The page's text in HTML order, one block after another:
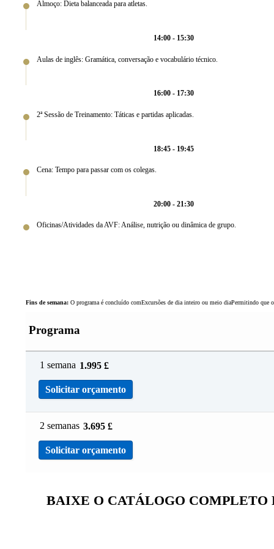
Almoço: Dieta balanceada para atletas.
14:00 - 15:30
Aulas de inglês: Gramática, conversação e vocabulário técnico.
16:00 - 17:30
2ª Sessão de Treinamento: Táticas e partidas aplicadas.
18:45 - 19:45
Cena: Tempo para passar com os colegas.
20:00 - 21:30
Oficinas/Atividades da AVF: Análise, nutrição ou dinâmica de grupo.
Fins de semana: O programa é concluído comExcursões de dia inteiro ou meio diaPermitindo que
Programa
1 semana 1.995 £
Solicitar orçamento
2 semanas 3.695 £
Solicitar orçamento
BAIXE O CATÁLOGO COMPLETO